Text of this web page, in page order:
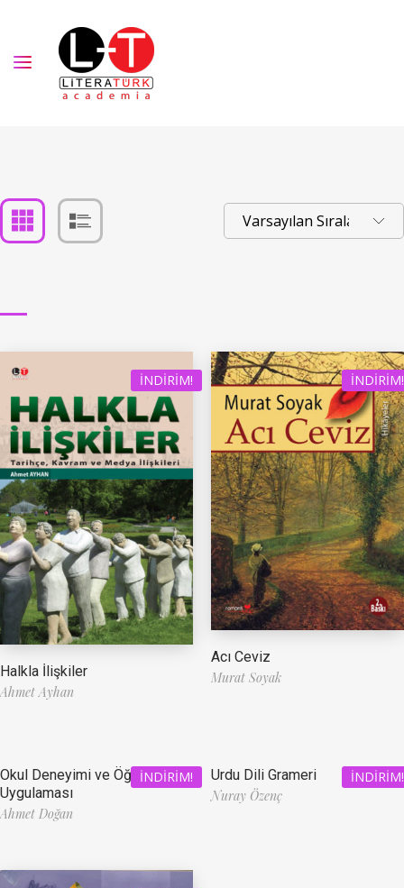
İNDIRIM!
Halkla İlişkiler
Ahmet Ayhan
İNDIRIM!
Acı Ceviz
Murat Soyak
İNDIRIM!
Okul Deneyimi ve Öğretmenlik
Uygulaması
Ahmet Doğan
İNDIRIM!
Urdu Dili Grameri
Nuray Özenç